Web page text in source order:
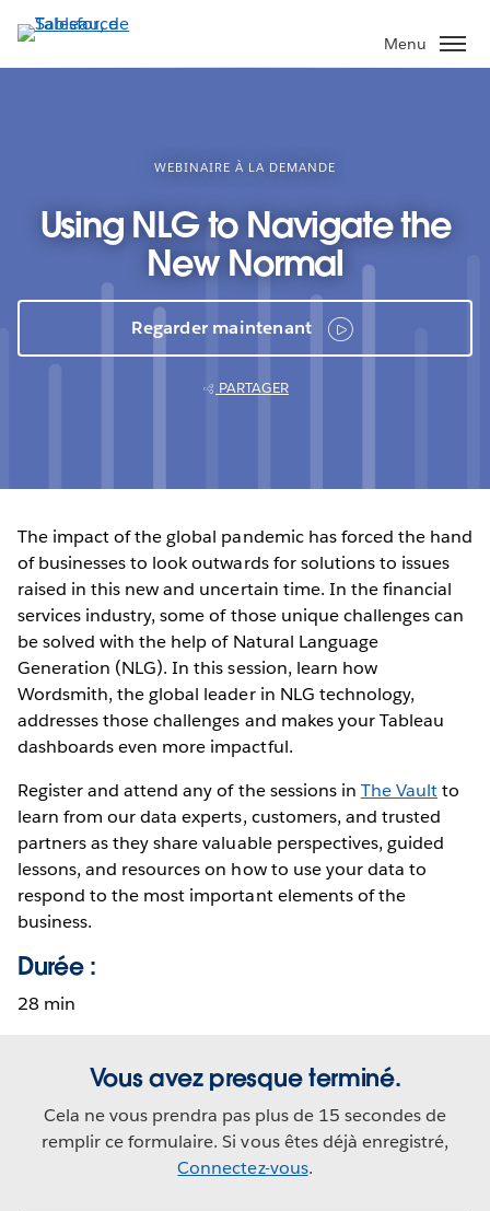
Aller
au
contenu
Menu
WEBINAIRE À LA DEMANDE
Using NLG to Navigate the
New Normal
Regarder maintenant
PARTAGER
The impact of the global pandemic has forced the hand
of businesses to look outwards for solutions to issues
raised in this new and uncertain time. In the financial
services industry, some of those unique challenges can
be solved with the help of Natural Language
Generation (NLG). In this session, learn how
Wordsmith, the global leader in NLG technology,
addresses those challenges and makes your Tableau
dashboards even more impactful.
Register and attend any of the sessions in The Vaultto
learn from our data experts, customers, and trusted
partners as they share valuable perspectives, guided
lessons, and resources on how to use your data to
respond to the most important elements of the
business.
Durée :
28 min
Vous avez presque terminé.
Cela ne vous prendra pas plus de 15 secondes de
remplir ce formulaire. Si vous êtes déjà enregistré,
Connectez-vous.